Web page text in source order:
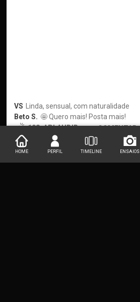
VS
Linda, sensual, com naturalidade
Beto S. 🤩 Quero mais! Posta mais!
108 APLAUDIR COMENTAR
Dani sousa
HOME PERFIL TIMELINE ENSAIOS